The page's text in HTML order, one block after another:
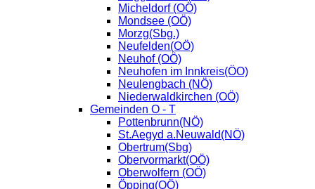
Micheldorf (OÖ)
Mondsee (OÖ)
Morzg(Sbg.)
Neufelden(OÖ)
Neuhof (OÖ)
Neuhofen im Innkreis(ÖO)
Neulengbach (NÖ)
Niederwaldkirchen (OÖ)
Gemeinden O - T
Pottenbrunn(NÖ)
St.Aegyd a.Neuwald(NÖ)
Obertrum(Sbg)
Obervormarkt(OÖ)
Oberwolfern (OÖ)
Öpping(OÖ)